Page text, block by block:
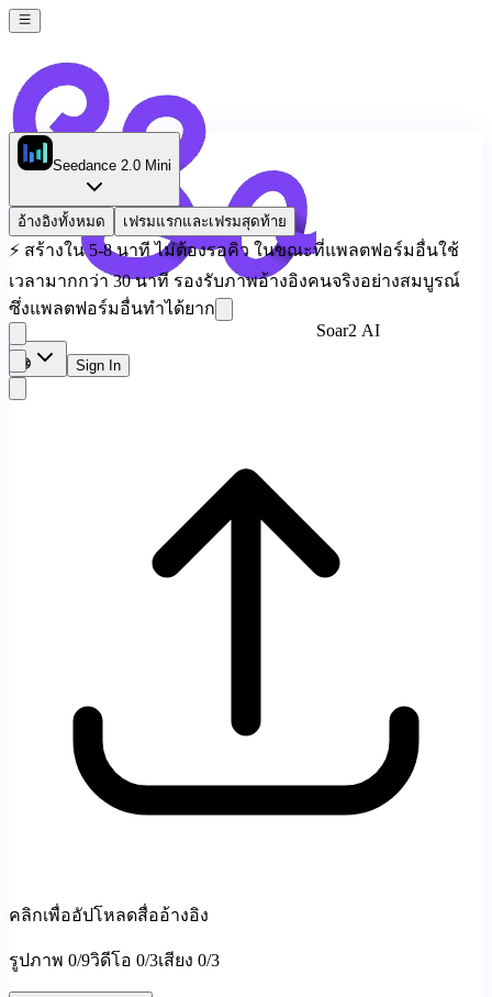
Soar2 AI
Sign In
Seedance 2.0 Mini
อ้างอิงทั้งหมด เฟรมแรกและเฟรมสุดท้าย
⚡ สร้างใน 5-8 นาที ไม่ต้องรอคิว ในขณะที่แพลตฟอร์มอื่นใช้
เวลามากกว่า 30 นาที รองรับภาพอ้างอิงคนจริงอย่างสมบูรณ์
ซึ่งแพลตฟอร์มอื่นทำได้ยาก
คลิกเพื่ออัปโหลดสื่ออ้างอิง
รูปภาพ 0/9วิดีโอ 0/3เสียง 0/3